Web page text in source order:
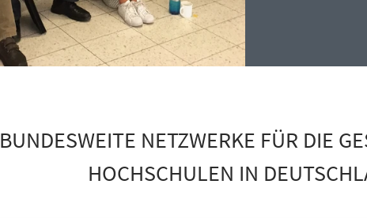
BUNDESWEITE NETZWERKE FÜR DIE
HOCHSCHULEN IN